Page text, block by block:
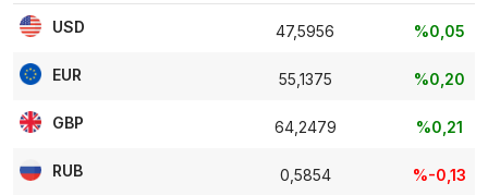
USD 47,5956 %0,05
EUR 55,1375 %0,20
GBP 64,2479 %0,21
RUB 0,5854 %-0,13